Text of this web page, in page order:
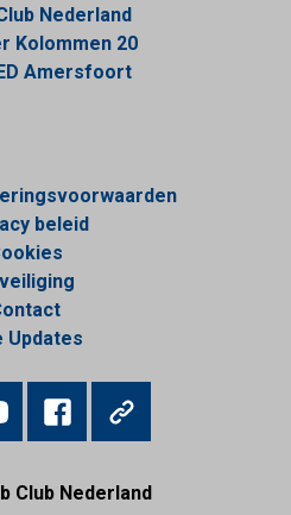
Nederland
Kolommen 20
Amersfoort
beleid
Updates
Club Nederland